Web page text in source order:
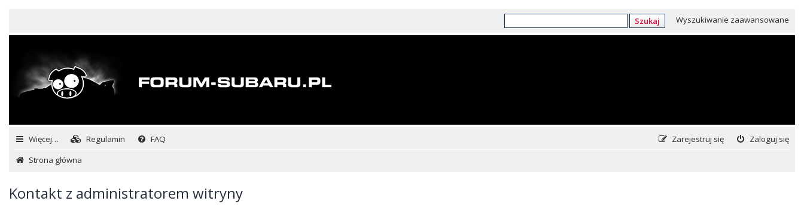
Szukaj Wyszukiwanie zaawansowane
Więcej… Regulamin FAQ Zaloguj się
Zarejestruj się
Strona główna
Kontakt z administratorem witryny